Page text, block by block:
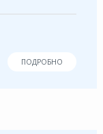
ПОДРОБНО